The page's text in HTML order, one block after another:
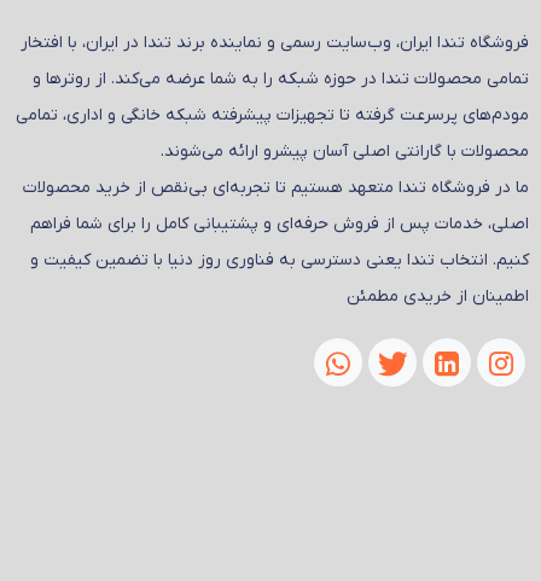
فروشگاه تندا ایران، وب‌سایت رسمی و نماینده برند تندا در ایران، با افتخار
تمامی محصولات تندا در حوزه شبکه را به شما عرضه می‌کند. از روترها و
مودم‌های پرسرعت گرفته تا تجهیزات پیشرفته شبکه خانگی و اداری، تمامی
محصولات با گارانتی اصلی آسان پیشرو ارائه می‌شوند.
ما در فروشگاه تندا متعهد هستیم تا تجربه‌ای بی‌نقص از خرید محصولات
اصلی، خدمات پس از فروش حرفه‌ای و پشتیبانی کامل را برای شما فراهم
کنیم. انتخاب تندا یعنی دسترسی به فناوری روز دنیا با تضمین کیفیت و
اطمینان از خریدی مطمئن